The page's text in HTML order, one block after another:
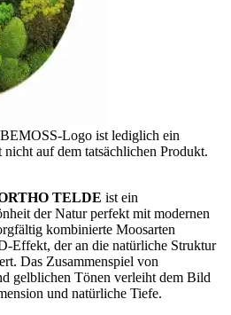
Logo ist lediglich ein
nicht auf dem tatsächlichen Produkt.
TELDE ist ein
der Natur perfekt mit modernen
kombinierte Moosarten
Effekt, der an die natürliche Struktur
Das Zusammenspiel von
gelblichen Tönen verleiht dem Bild
und natürliche Tiefe.